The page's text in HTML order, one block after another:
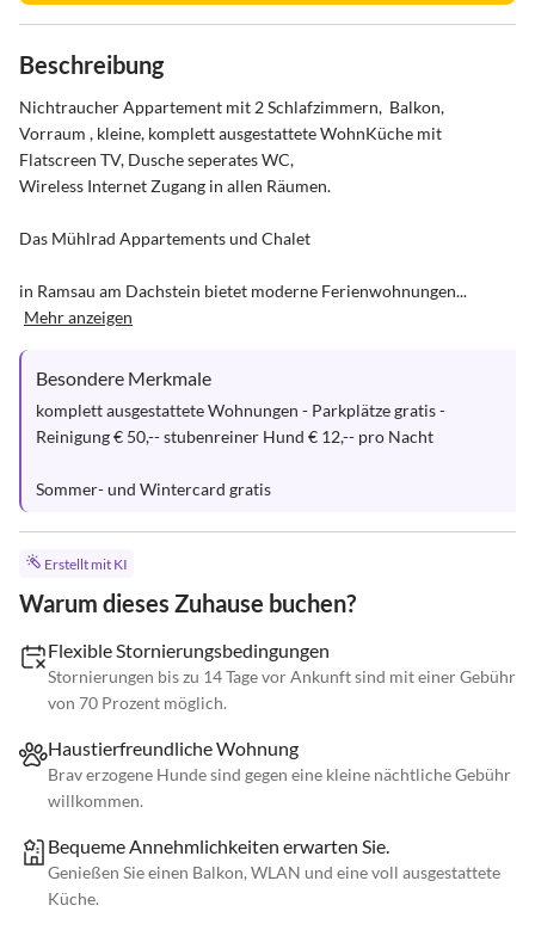
Beschreibung
Nichtraucher Appartement mit 2 Schlafzimmern,  Balkon,
Vorraum , kleine, komplett ausgestattete WohnKüche mit
Flatscreen TV, Dusche seperates WC,
Wireless Internet Zugang in allen Räumen.
Das Mühlrad Appartements und Chalet
in Ramsau am Dachstein bietet moderne Ferienwohnungen...
Mehr anzeigen
Besondere Merkmale
komplett ausgestattete Wohnungen - Parkplätze gratis -
Reinigung € 50,-- stubenreiner Hund € 12,-- pro Nacht
Sommer- und Wintercard gratis
Erstellt mit KI
Warum dieses Zuhause buchen?
Flexible Stornierungsbedingungen
Stornierungen bis zu 14 Tage vor Ankunft sind mit einer Gebühr
von 70 Prozent möglich.
Haustierfreundliche Wohnung
Brav erzogene Hunde sind gegen eine kleine nächtliche Gebühr
willkommen.
Bequeme Annehmlichkeiten erwarten Sie.
Genießen Sie einen Balkon, WLAN und eine voll ausgestattete
Küche.